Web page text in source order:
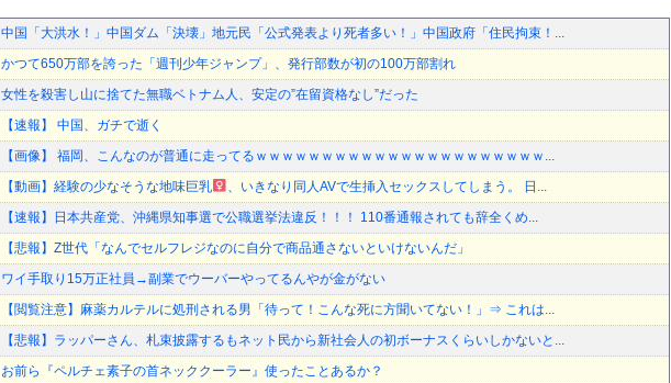
中国「大洪水！」中国ダム「決壊」地元民「公式発表より死者多い！」中国政府「住民拘束！...
かつて650万部を誇った「週刊少年ジャンプ」、発行部数が初の100万部割れ
女性を殺害し山に捨てた無職ベトナム人、安定の”在留資格なし”だった
【速報】 中国、ガチで逝く
【画像】 福岡、こんなのが普通に走ってるｗｗｗｗｗｗｗｗｗｗｗｗｗｗｗｗｗｗｗｗｗｗ...
【動画】経験の少なそうな地味巨乳
、いきなり同人AVで生挿入セックスしてしまう。 日...
【速報】日本共産党、沖縄県知事選で公職選挙法違反！！！ 110番通報されても辞全くめ...
【悲報】Z世代「なんでセルフレジなのに自分で商品通さないといけないんだ」
ワイ手取り15万正社員→副業でウーバーやってるんやが金がない
【閲覧注意】麻薬カルテルに処刑される男「待って！こんな死に方聞いてない！」⇒ これは...
【悲報】ラッパーさん、札束披露するもネット民から新社会人の初ボーナスくらいしかないと...
お前ら『ペルチェ素子の首ネッククーラー』使ったことあるか？